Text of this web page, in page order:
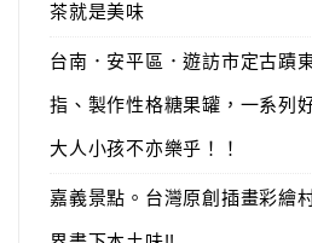
茶就是美味
台南．安平區．遊訪市定古蹟
指、製作性格糖果罐，一系列
大人小孩不亦樂乎！！
嘉義景點。台灣原創插畫彩繪